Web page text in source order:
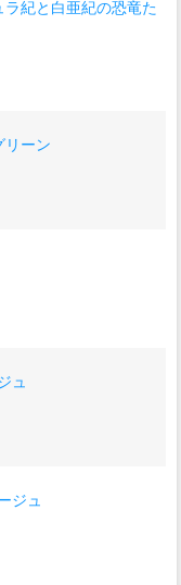
紀と白亜紀の恐竜た
リーン
ュ
ジュ